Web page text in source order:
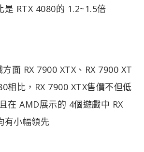
是 RTX 4080的 1.2~1.5倍
面 RX 7900 XTX、RX 7900 XT
相比，RX 7900 XTX售價不但低
在 AMD展示的 4個遊戲中 RX
有小幅領先